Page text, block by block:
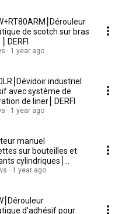
de scotch sur bras
DERFI
1 year ago
industriel
avec système de
récupération de liner⎮ DERFI
1 year ago
manuel
sur bouteilles et
cylindriques⎮
1 year ago
d'adhésif pour